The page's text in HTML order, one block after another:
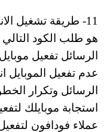
11- طريقة تشغيل
هو طلب الكود التالي
الرسائل تفعيل
عدم تفعيل
الرسائل وتكرار
استجابة موبايلك
عملاء فودافون